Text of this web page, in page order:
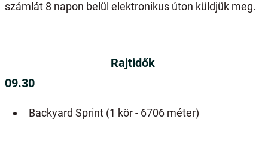
számlát 8 napon belül elektronikus úton küldjük meg.
Rajtidők
09.30
Backyard Sprint (1 kör - 6706 méter)